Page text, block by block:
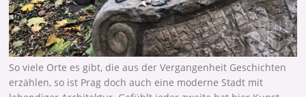
So viele Orte es gibt, die aus der Vergangenheit Geschichten
erzählen, so ist Prag doch auch eine moderne Stadt mit